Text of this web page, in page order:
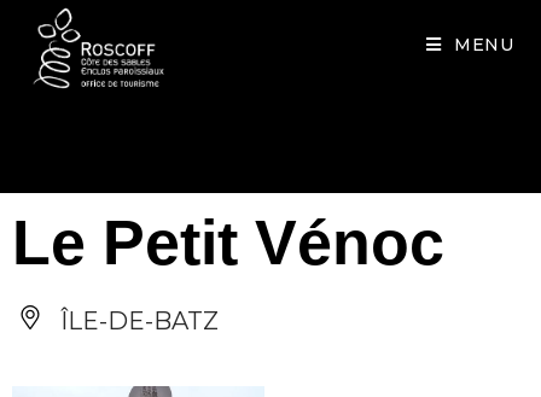
MENU
Le Petit Vénoc
ÎLE-DE-BATZ
Cookies management panel